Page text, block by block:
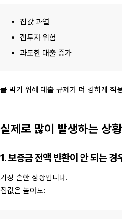
집값 과열
갭투자 위험
과도한 대출 증가
를 막기 위해 대출 규제가 더 강하게 적
실제로 많이 발생하는 상황
1. 보증금 전액 반환이 안 되는 경
가장 흔한 상황입니다.
집값은 높아도: